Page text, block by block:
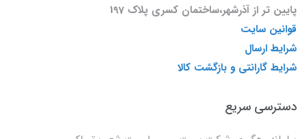
پایین تر از آذرشهر،ساختمان کسری پلاک 197
قوانین سایت
شرایط ارسال
شرایط گارانتی و بازگشت کالا
دسترسی سریع